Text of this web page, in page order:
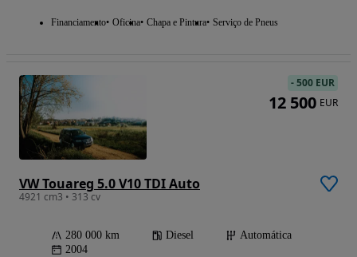
Financiamento Oficina Chapa e Pintura Serviço de Pneus
VW Touareg 5.0 V10 TDI Auto
4921 cm3 • 313 cv
280 000 km Diesel
Automática
2004
-500 EUR
12 500 EUR